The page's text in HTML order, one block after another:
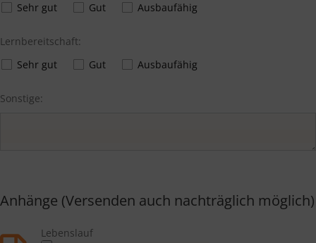
Sehr gut
Gut Ausbaufähig
Lernbereitschaft:
Sehr gut
Gut Ausbaufähig
Sonstige:
Anhänge (Versenden auch nachträglich möglich)
Lebenslauf